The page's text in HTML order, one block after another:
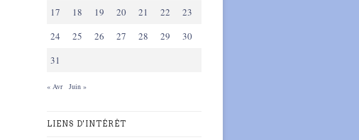
17
18 19 20 21 22
23
24
25 26 27 28 29
30
31
« Avr Juin »
LIENS D'INTÉRÊT